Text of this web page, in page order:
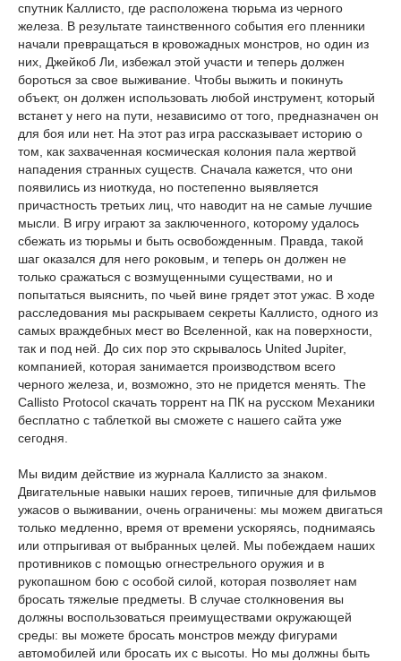
спутник Каллисто, где расположена тюрьма из черного
железа. В результате таинственного события его пленники
начали превращаться в кровожадных монстров, но один из
них, Джейкоб Ли, избежал этой участи и теперь должен
бороться за свое выживание. Чтобы выжить и покинуть
объект, он должен использовать любой инструмент, который
встанет у него на пути, независимо от того, предназначен он
для боя или нет. На этот раз игра рассказывает историю о
том, как захваченная космическая колония пала жертвой
нападения странных существ. Сначала кажется, что они
появились из ниоткуда, но постепенно выявляется
причастность третьих лиц, что наводит на не самые лучшие
мысли. В игру играют за заключенного, которому удалось
сбежать из тюрьмы и быть освобожденным. Правда, такой
шаг оказался для него роковым, и теперь он должен не
только сражаться с возмущенными существами, но и
попытаться выяснить, по чьей вине грядет этот ужас. В ходе
расследования мы раскрываем секреты Каллисто, одного из
самых враждебных мест во Вселенной, как на поверхности,
так и под ней. До сих пор это скрывалось United Jupiter,
компанией, которая занимается производством всего
черного железа, и, возможно, это не придется менять. The
Callisto Protocol скачать торрент на ПК на русском Механики
бесплатно с таблеткой вы сможете с нашего сайта уже
сегодня.
Мы видим действие из журнала Каллисто за знаком.
Двигательные навыки наших героев, типичные для фильмов
ужасов о выживании, очень ограничены: мы можем двигаться
только медленно, время от времени ускоряясь, поднимаясь
или отпрыгивая от выбранных целей. Мы побеждаем наших
противников с помощью огнестрельного оружия и в
рукопашном бою с особой силой, которая позволяет нам
бросать тяжелые предметы. В случае столкновения вы
должны воспользоваться преимуществами окружающей
среды: вы можете бросать монстров между фигурами
автомобилей или бросать их с высоты. Но мы должны быть